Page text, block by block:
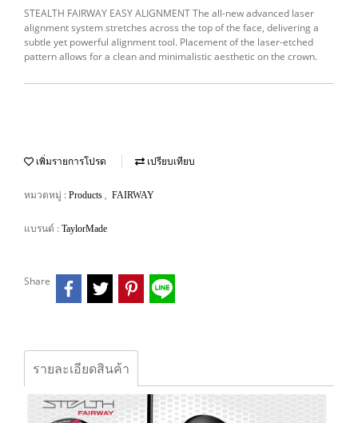
STEALTH FAIRWAY EASY ALIGNMENT The all-new advanced laser
alignment system stretches across the top of the face, delivering a
subtle yet powerful alignment tool. Placement of the laser-etched
pattern allows for a clean and minimalistic aesthetic on the crown.
เพิ่มรายการโปรด เปรียบเทียบ
หมวดหมู่ : Products , FAIRWAY
แบรนด์ : TaylorMade
Share
รายละเอียดสินค้า